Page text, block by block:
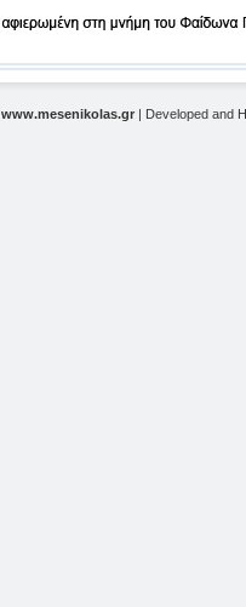
www.mesenikolas.gr | Developed and